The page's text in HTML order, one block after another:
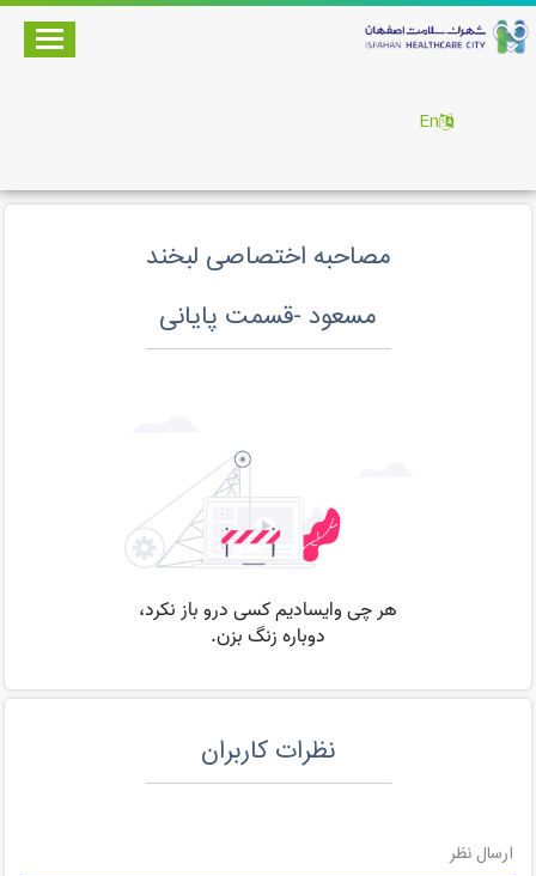
En
مصاحبه اختصاصی لبخند
مسعود -قسمت پایانی
نظرات کاربران
ارسال نظر